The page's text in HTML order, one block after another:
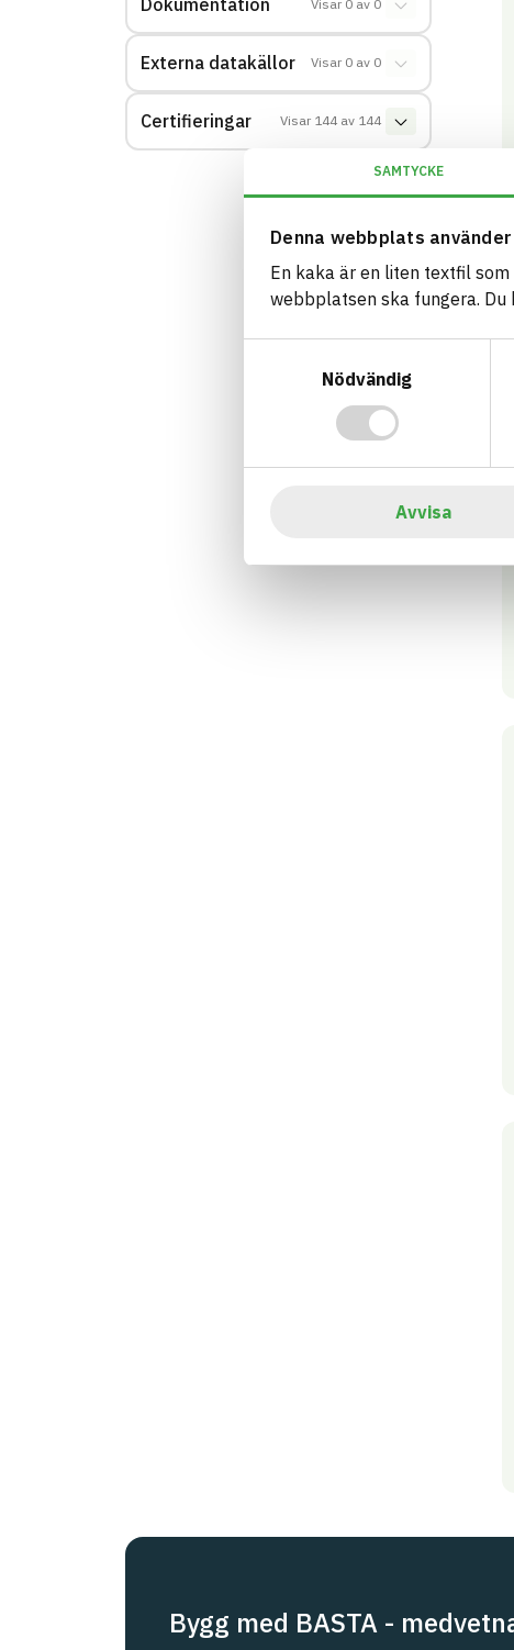
SAMTYCKE
Denna webbplats
En kaka är en liten textfil
webbplatsen ska fungera.
Nödvändig
Avvisa
Dokumentation Visar 0 av 0
Externa datakällor Visar 0 av 0
Certifieringar Visar 144 av 144
Bygg med BASTA -